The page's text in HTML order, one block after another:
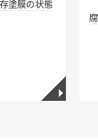
塗膜の状態
◥